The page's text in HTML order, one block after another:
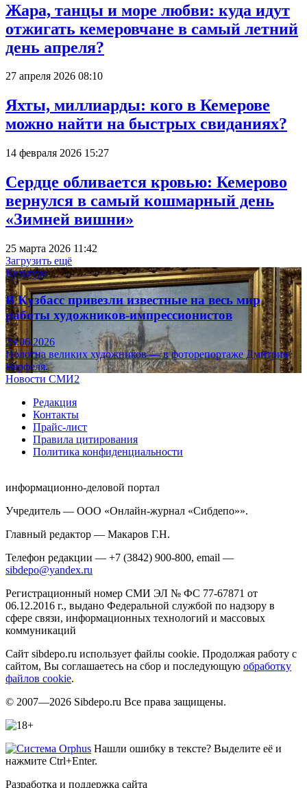
Жара, танцы и море любви: куда идут
отжигать кемеровчане в самый летний
день апреля?
27 апреля 2026 08:10
Яхты, миллиарды: кого в Кемерове
можно найти на быстрых свиданиях?
14 февраля 2026 15:27
Сердце обливается кровью: Кемерово
вернулся в самый кошмарный день
«Зимней вишни»
25 марта 2026 11:42
Загрузить ещё
Культура
В Кузбасс привезли известные на весь мир
работы художников-импрессионистов
23.06.2026
Полотна великих художников — в фоторепортаже Дмитрия
Верфеля.
Новости СМИ2
Редакция
Контакты
Прайс-лист
Правила цитирования
Политика конфиденциальности
информационно-деловой портал
Учредитель — ООО «Онлайн-журнал «Сибдепо»».
Главный редактор — Макаров Г.Н.
Телефон редакции — +7 (3842) 900-800, email —
sibdepo@yandex.ru
Регистрационный номер СМИ ЭЛ № ФС 77-67871 от
06.12.2016 г., выдано Федеральной службой по надзору в
сфере связи, информационных технологий и массовых
коммуникаций
Сайт sibdepo.ru использует файлы cookie. Продолжая работу с
сайтом, Вы соглашаетесь на сбор и последующую обработку
файлов cookie.
© 2007—2026 Sibdepo.ru Все права защищены.
Нашли ошибку в тексте? Выделите её и
нажмите Ctrl+Enter.
Разработка и поддержка сайта